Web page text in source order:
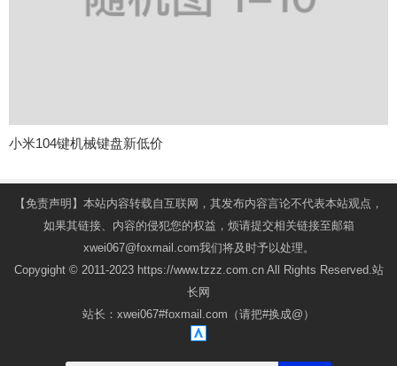
小米104键机械键盘新低价
【免责声明】本站内容转载自互联网，其发布内容言论不代表本站观点，
如果其链接、内容的侵犯您的权益，烦请提交相关链接至邮箱
xwei067@foxmail.com我们将及时予以处理。
Copygight © 2011-2023 https://www.tzzz.com.cn All Rights Reserved.站
长网
站长：xwei067#foxmail.com（请把#换成@）